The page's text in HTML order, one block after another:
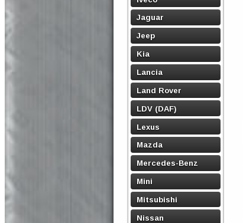
Jaguar
Jeep
Kia
Lancia
Land Rover
LDV (DAF)
Lexus
Mazda
Mercedes-Benz
Mini
Mitsubishi
Nissan